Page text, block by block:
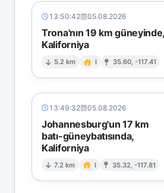
13:50:42 05.08.2026
Trona'nın 19 km güneyinde,
Kaliforniya
5.2 km I 35.60, -117.41
13:49:32 05.08.2026
Johannesburg'un 17 km
batı-güneybatısında,
Kaliforniya
7.2 km I 35.32, -117.81